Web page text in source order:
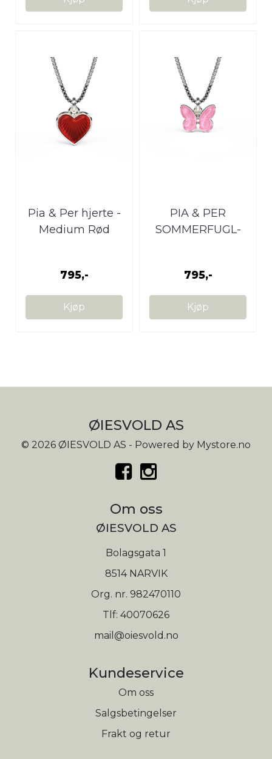
Pia & Per hjerte -
Medium Rød
795,-
Kjøp
PIA & PER
SOMMERFUGL-
795,-
Kjøp
ØIESVOLD AS
© 2026 ØIESVOLD AS - Powered by Mystore.no
Om oss
ØIESVOLD AS
Bolagsgata 1
8514 NARVIK
Org. nr. 982470110
Tlf: 40070626
mail@oiesvold.no
Kundeservice
Om oss
Salgsbetingelser
Frakt og retur